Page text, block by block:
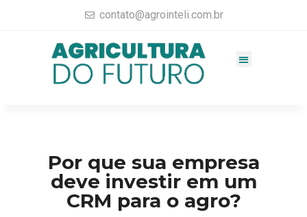
contato@agrointeli.com.br
Por que sua empresa
deve investir em um
CRM para o agro?